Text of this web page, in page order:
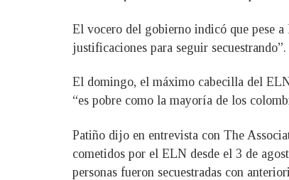
El vocero del gobierno indicó que pese
justificaciones para seguir secuestrando”.
El domingo, el máximo cabecilla del
“es pobre como la mayoría de los
Patiño dijo en entrevista con The
cometidos por el ELN desde el 3 de
personas fueron secuestradas con